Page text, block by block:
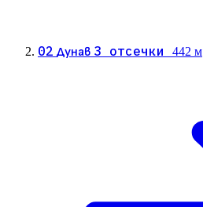
02 Дунав 3 отсечки 442 м